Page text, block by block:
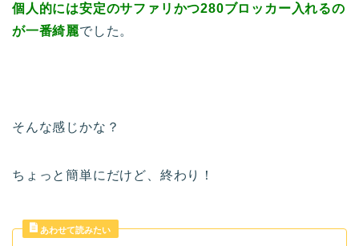
個人的には安定のサファリかつ280ブロッカー入れるの
が一番綺麗でした。
そんな感じかな？
ちょっと簡単にだけど、終わり！